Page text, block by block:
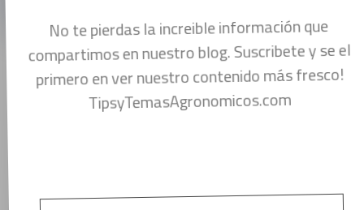
COMO CULTIVAR ALBAHACA EN
CASA O EN UNA EXTENSIÓN GRANDE
DE TERRENO A NIVEL INDUSTRIAL.
La albahaca (Ocimum basilicum Lin.) es una
Herbácea, anual de tallos erectos y
No te pierdas la increible información que
compartimos en nuestro blog. Suscribete y se el
primero en ver nuestro contenido más fresco!
TipsyTemasAgronomicos.com